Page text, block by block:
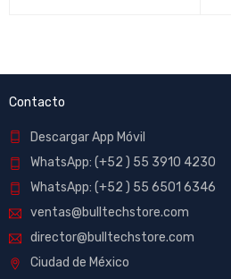
Contacto
Descargar App Móvil
WhatsApp: (+52 ) 55 3910 4230
WhatsApp: (+52 ) 55 6501 6346
ventas@bulltechstore.com
director@bulltechstore.com
Ciudad de México